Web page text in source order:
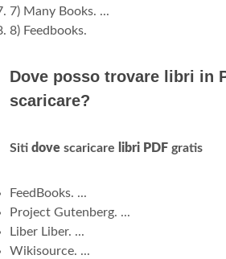
7) Many Books. ...
8) Feedbooks.
Dove posso trovare libri in
scaricare?
Siti dove scaricare libri PDF gratis
FeedBooks. ...
Project Gutenberg. ...
Liber Liber. ...
Wikisource. ...